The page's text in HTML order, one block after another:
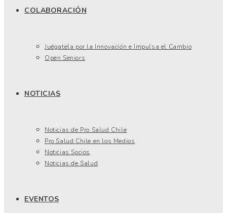
COLABORACIÓN
Juégatela por la Innovación e Impulsa el Cambio
Open Seniors
NOTICIAS
Noticias de Pro Salud Chile
Pro Salud Chile en los Medios
Noticias Socios
Noticias de Salud
EVENTOS